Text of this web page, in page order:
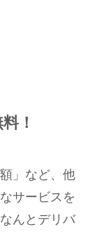
！
」など、他
サービスを
んとデリバ